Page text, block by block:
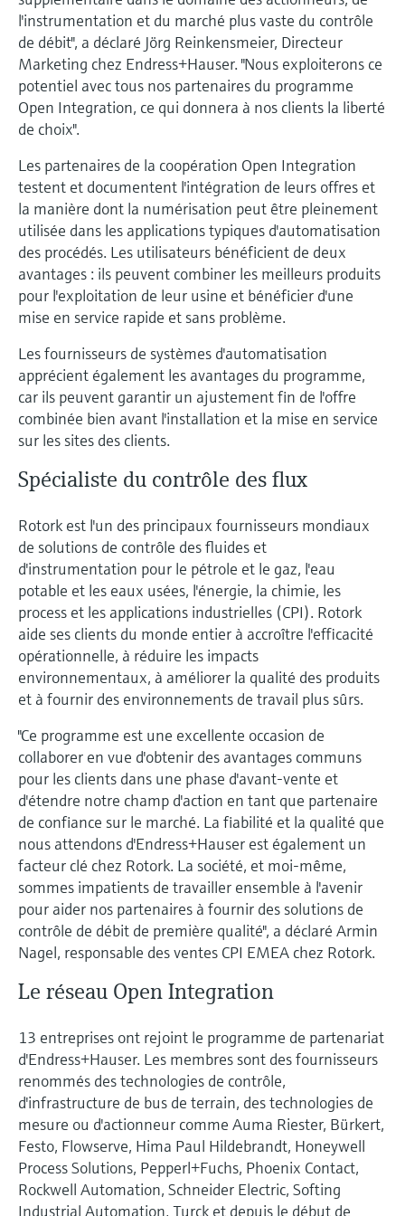
l'application
Device Viewer
Trouver des informations et de la
documentation spécifiques à un produit
Recherche de pièces détachées
Trouvez la bonne pièce de rechange en
tapant la racine/le code du produit et
accédez aux données spécifiques, vues
éclatées et notices de montage des appareils
pour un remplacement/réparation rapide.
Mesure du niveau par barrière à
micro-ondes
Mesure du niveau par la pression
Voir tous
Analyseurs de dureté, fer, etc.
Photomètres de process
Mesure par transmission de micro-
ondes
Technologie Memosens
Voir tous
décisionnels
l'instrumentation et du marché plus vaste du contrôle
de débit", a déclaré Jörg Reinkensmeier, Directeur
Marketing chez Endress+Hauser. "Nous exploiterons ce
potentiel avec tous nos partenaires du programme
Open Integration, ce qui donnera à nos clients la liberté
de choix".
Les partenaires de la coopération Open Integration
testent et documentent l'intégration de leurs offres et
la manière dont la numérisation peut être pleinement
utilisée dans les applications typiques d'automatisation
des procédés. Les utilisateurs bénéficient de deux
avantages : ils peuvent combiner les meilleurs produits
pour l'exploitation de leur usine et bénéficier d'une
mise en service rapide et sans problème.
Les fournisseurs de systèmes d'automatisation
apprécient également les avantages du programme,
car ils peuvent garantir un ajustement fin de l'offre
combinée bien avant l'installation et la mise en service
sur les sites des clients.
Spécialiste du contrôle des flux
Rotork est l'un des principaux fournisseurs mondiaux
de solutions de contrôle des fluides et
d'instrumentation pour le pétrole et le gaz, l'eau
potable et les eaux usées, l'énergie, la chimie, les
process et les applications industrielles (CPI). Rotork
aide ses clients du monde entier à accroître l'efficacité
opérationnelle, à réduire les impacts
environnementaux, à améliorer la qualité des produits
et à fournir des environnements de travail plus sûrs.
"Ce programme est une excellente occasion de
collaborer en vue d'obtenir des avantages communs
pour les clients dans une phase d'avant-vente et
d'étendre notre champ d'action en tant que partenaire
de confiance sur le marché. La fiabilité et la qualité que
nous attendons d'Endress+Hauser est également un
facteur clé chez Rotork. La société, et moi-même,
sommes impatients de travailler ensemble à l'avenir
pour aider nos partenaires à fournir des solutions de
contrôle de débit de première qualité", a déclaré Armin
Nagel, responsable des ventes CPI EMEA chez Rotork.
Le réseau Open Integration
13 entreprises ont rejoint le programme de partenariat
d'Endress+Hauser. Les membres sont des fournisseurs
renommés des technologies de contrôle,
d'infrastructure de bus de terrain, des technologies de
mesure ou d'actionneur comme Auma Riester, Bürkert,
Festo, Flowserve, Hima Paul Hildebrandt, Honeywell
Process Solutions, Pepperl+Fuchs, Phoenix Contact,
Rockwell Automation, Schneider Electric, Softing
Industrial Automation, Turck et depuis le début de